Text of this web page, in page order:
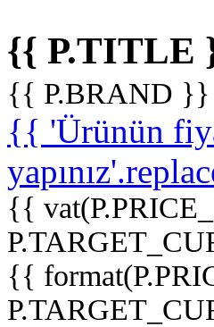
{{ P.TITLE
{{ P.BRAND }}
{{ 'Ürünün
{{
{{